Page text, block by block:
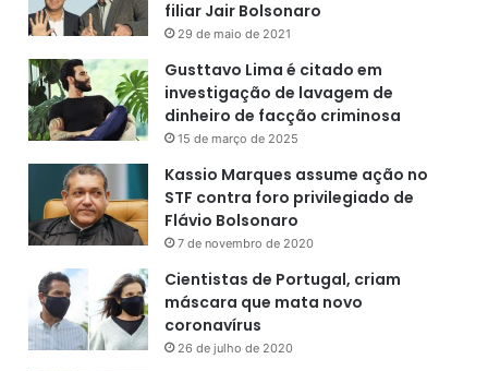
A reportagem pediu manifestação de Virgílio Antônio e
busca contato com as demais defesas.
Fonte:Rayssa Motta/Fausto Macedo/Estadão
filiar Jair Bolsonaro
29 de maio de 2021
Gusttavo Lima é citado em
investigação de lavagem de
dinheiro de facção criminosa
15 de março de 2025
Kassio Marques assume ação no
STF contra foro privilegiado de
Flávio Bolsonaro
7 de novembro de 2020
Cientistas de Portugal, criam
máscara que mata novo
coronavírus
26 de julho de 2020